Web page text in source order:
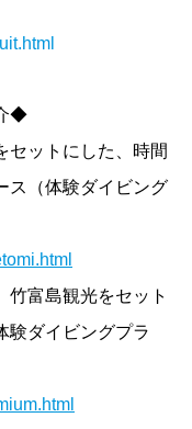
◆
ットにした、時間
ス（体験ダイビング
富島観光をセット
験ダイビングプラ